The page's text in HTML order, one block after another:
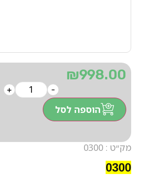
מק״ט : 0300
0300
₪998.00
-
+
הוספה לסל